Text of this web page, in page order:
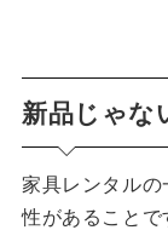
新品じゃな
家具レンタル
性があること